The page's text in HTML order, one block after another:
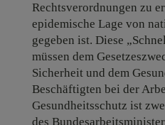
Rechtsverordnungen zu
epidemische Lage von
gegeben ist. Diese
müssen dem
Sicherheit und dem
Beschäftigten bei der
Gesundheitsschutz ist
des